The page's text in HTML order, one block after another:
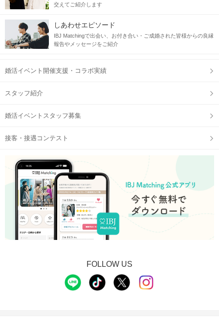
交えてご紹介します
しあわせエピソード
IBJ Matchingで出会い、お付き合い・ご成婚された皆様からの良縁
報告やメッセージをご紹介
婚活イベント開催支援・コラボ実績
スタッフ紹介
婚活イベントスタッフ募集
接客・接遇コンテスト
FOLLOW US